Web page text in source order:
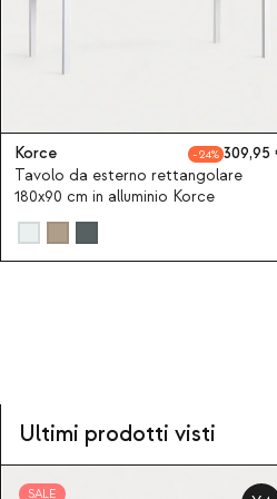
Korce 24
309,95
Tavolo da esterno rettangolare
180x90 cm in alluminio Korce
Ultimi prodotti visti
SALE